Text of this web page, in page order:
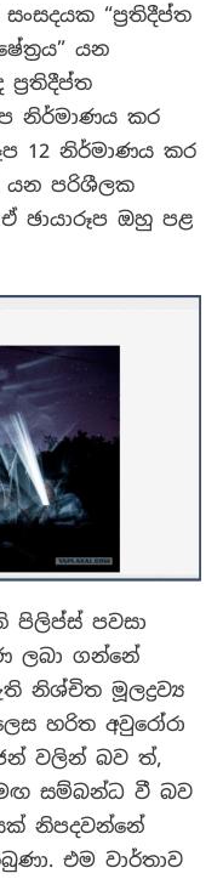
“ප්‍රතිදීප්ත
යන
නිර්මාණය කර
12 නිර්මාණය කර
යන පරිශීලක
ඡායාරූප ඔහු පළ
පිලිප්ස් පවසා
ලබා ගන්නේ
නිශ්චිත මූලද්‍රව්‍ය
හරිත අවුරෝරා
වලින් බව ත්,
සම්බන්ධ වී බව
නිපදවන්නේ
එම වාර්තාව